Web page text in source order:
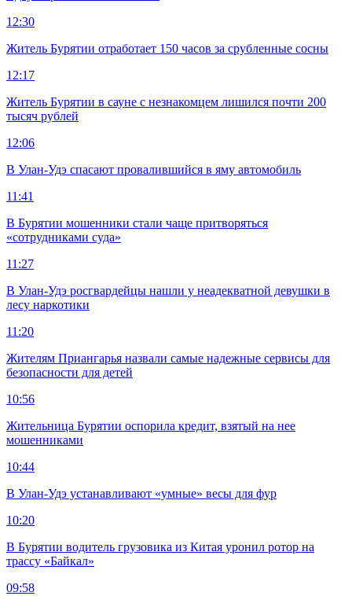
12:30
Житель Бурятии отработает 150 часов за срубленные сосны
12:17
Житель Бурятии в сауне с незнакомцем лишился почти 200
тысяч рублей
12:06
В Улан-Удэ спасают провалившийся в яму автомобиль
11:41
В Бурятии мошенники стали чаще притворяться
«сотрудниками суда»
11:27
В Улан-Удэ росгвардейцы нашли у неадекватной девушки в
лесу наркотики
11:20
Жителям Приангарья назвали самые надежные сервисы для
безопасности для детей
10:56
Жительница Бурятии оспорила кредит, взятый на нее
мошенниками
10:44
В Улан-Удэ устанавливают «умные» весы для фур
10:20
В Бурятии водитель грузовика из Китая уронил ротор на
трассу «Байкал»
09:58